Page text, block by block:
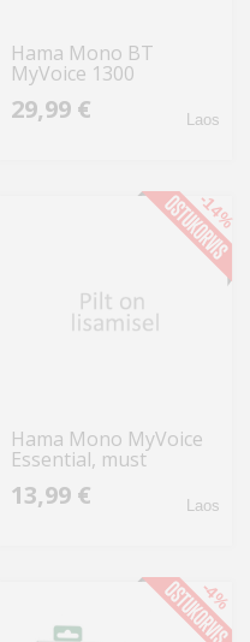
Hama Mono BT
MyVoice 1300
29,99 € Laos
Hama Mono MyVoice
Essential, must
13,99 € Laos
-14%
-4%